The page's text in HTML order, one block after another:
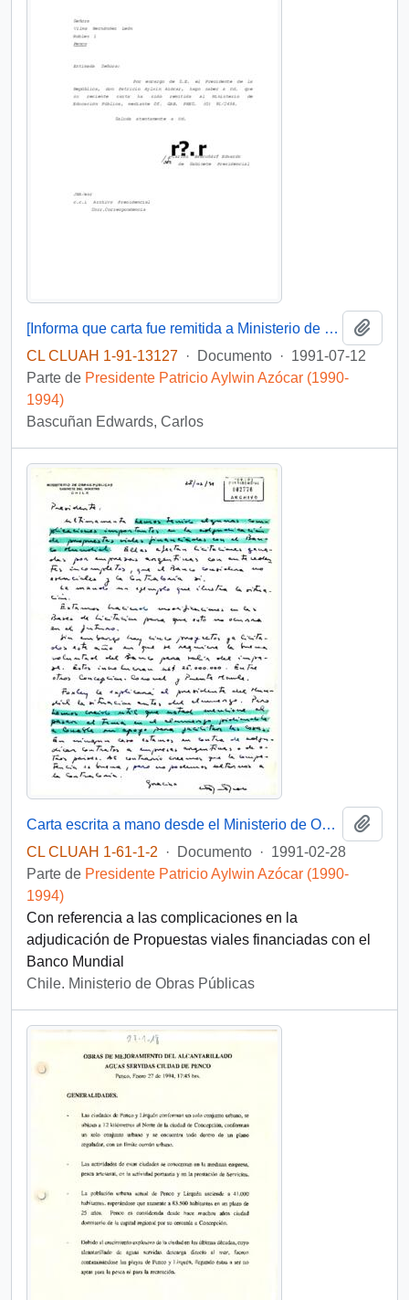
[Informa que carta fue remitida a Ministerio de Educación Pública, mediante Of. GAB. PRES. (0) 91/2438]
CL CLUAH 1-91-13127 · Documento · 1991-07-12
Parte de Presidente Patricio Aylwin Azócar (1990-
1994)
Bascuñan Edwards, Carlos
Carta escrita a mano desde el Ministerio de Obras Públicas, del Gabinete del Ministro, dirigida al Presidente [de la República de Chile]
CL CLUAH 1-61-1-2
· Documento · 1991-02-28
Parte de Presidente Patricio Aylwin Azócar (1990-
1994)
Con referencia a las complicaciones en la
adjudicación de Propuestas viales financiadas con el
Banco Mundial
Chile. Ministerio de Obras Públicas